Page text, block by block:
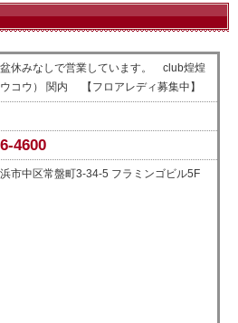
休みなしで営業しています。 club煌煌
ウコウ） 関内 【フロアレディ募集中】
4600
市中区常盤町3-34-5 フラミンゴビル5F